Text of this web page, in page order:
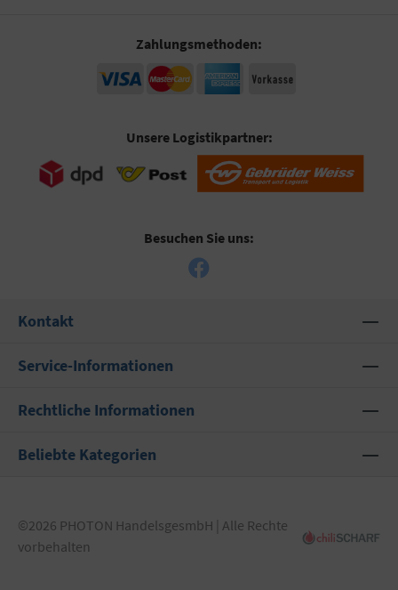
Zahlungsmethoden:
Unsere Logistikpartner:
Besuchen Sie uns:
Kontakt
Service-Informationen
Rechtliche Informationen
Beliebte Kategorien
©2026 PHOTON HandelsgesmbH | Alle Rechte
vorbehalten